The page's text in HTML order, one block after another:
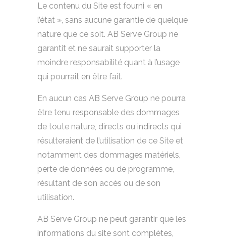
Le contenu du Site est fourni « en
l’état », sans aucune garantie de quelque
nature que ce soit. AB Serve Group ne
garantit et ne saurait supporter la
moindre responsabilité quant à l’usage
qui pourrait en être fait.
En aucun cas AB Serve Group ne pourra
être tenu responsable des dommages
de toute nature, directs ou indirects qui
résulteraient de l’utilisation de ce Site et
notamment des dommages matériels,
perte de données ou de programme,
résultant de son accès ou de son
utilisation.
AB Serve Group ne peut garantir que les
informations du site sont complètes,